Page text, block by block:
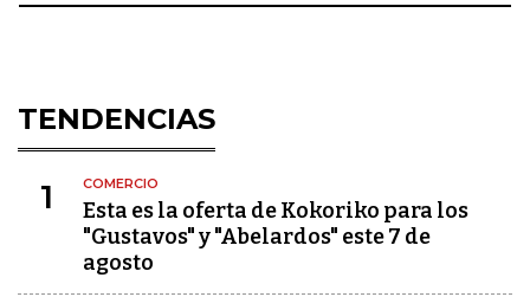
TENDENCIAS
1 COMERCIO
Esta es la oferta de Kokoriko para los
"Gustavos" y "Abelardos" este 7 de
agosto